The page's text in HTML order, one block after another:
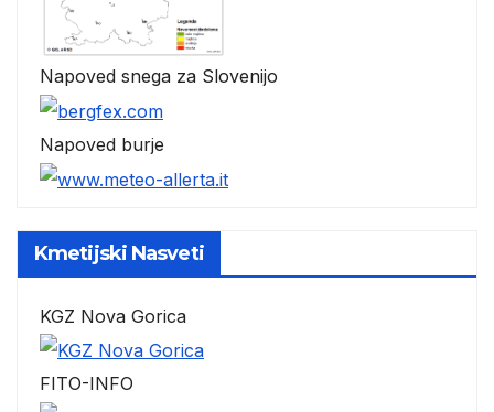
Napoved snega za Slovenijo
Napoved burje
Kmetijski Nasveti
KGZ Nova Gorica
FITO-INFO